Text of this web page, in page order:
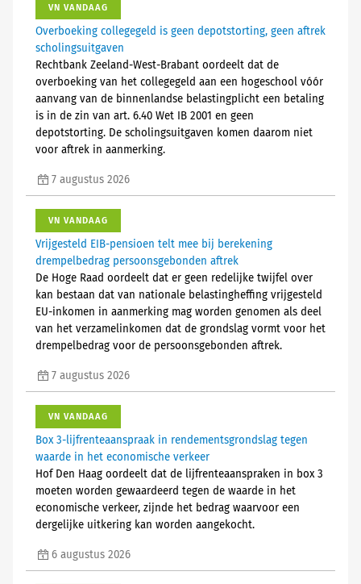
VN VANDAAG
Overboeking collegegeld is geen depotstorting, geen aftrek
scholingsuitgaven
Rechtbank Zeeland-West-Brabant oordeelt dat de
overboeking van het collegegeld aan een hogeschool vóór
aanvang van de binnenlandse belastingplicht een betaling
is in de zin van art. 6.40 Wet IB 2001 en geen
depotstorting. De scholingsuitgaven komen daarom niet
voor aftrek in aanmerking.
7 augustus 2026
VN VANDAAG
Vrijgesteld EIB-pensioen telt mee bij berekening
drempelbedrag persoonsgebonden aftrek
De Hoge Raad oordeelt dat er geen redelijke twijfel over
kan bestaan dat van nationale belastingheffing vrijgesteld
EU-inkomen in aanmerking mag worden genomen als deel
van het verzamelinkomen dat de grondslag vormt voor het
drempelbedrag voor de persoonsgebonden aftrek.
7 augustus 2026
VN VANDAAG
Box 3-lijfrenteaanspraak in rendementsgrondslag tegen
waarde in het economische verkeer
Hof Den Haag oordeelt dat de lijfrenteaanspraken in box 3
moeten worden gewaardeerd tegen de waarde in het
economische verkeer, zijnde het bedrag waarvoor een
dergelijke uitkering kan worden aangekocht.
6 augustus 2026